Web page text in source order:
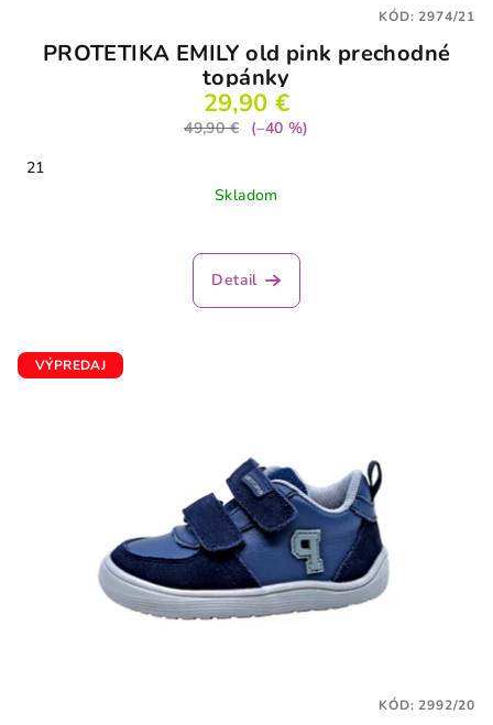
PROTETIKA EMILY old pink prechodné
topánky
29,90 €
49,90 €
(–40 %)
21
Skladom
Detail
KÓD:2974/21
VÝPREDAJ
KÓD:2992/20